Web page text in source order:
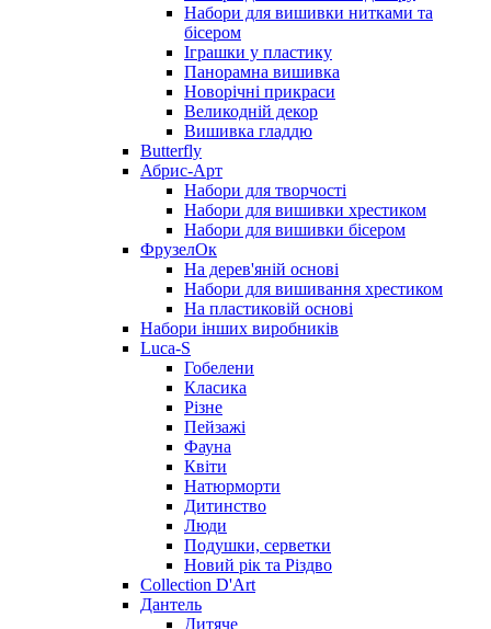
Набори для вишивки нитками та
бісером
Іграшки у пластику
Панорамна вишивка
Новорічні прикраси
Великодній декор
Вишивка гладдю
Butterfly
Абрис-Арт
Набори для творчості
Набори для вишивки хрестиком
Набори для вишивки бісером
ФрузелОк
На дерев'яній основі
Набори для вишивання хрестиком
На пластиковій основі
Набори інших виробників
Luca-S
Гобелени
Класика
Різне
Пейзажі
Фауна
Квіти
Натюрморти
Дитинство
Люди
Подушки, серветки
Новий рік та Різдво
Collection D'Art
Дантель
Дитяче